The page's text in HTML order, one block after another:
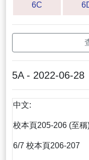
6C
5A - 2022-06-28
中文:
校本頁205-206 (至稱
6/7 校本頁206-207